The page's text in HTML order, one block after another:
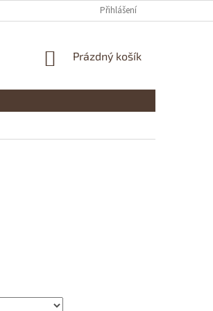
Přihlášení
NÁKUPNÍ
Prázdný košík